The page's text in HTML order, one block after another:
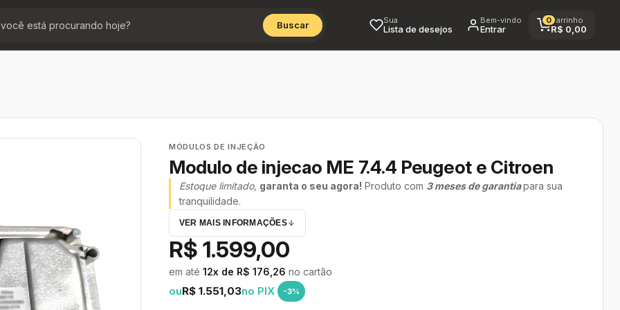
Buscar Sua
Lista de desejos
Bem-vindo
Entrar
0Carrinho
R$ 0,00
MÓDULOS DE INJEÇÃO
Modulo de injecao ME 7.4.4 Peugeot e Citroen
Estoque limitado, garanta o seu agora! Produto com 3 meses de garantiapara sua
tranquilidade.
VER MAIS INFORMAÇÕES
R$ 1.599,00
em até 12x de R$ 176,26 no cartão
ouR$ 1.551,03no PIX -3%